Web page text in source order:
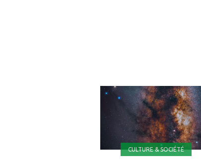
à
mes
favoris
CULTURE & SOCIÉTÉ